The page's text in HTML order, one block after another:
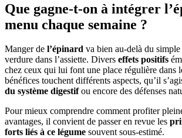
Que gagne-t-on à intégrer
menu chaque semaine ?
Manger de l’épinard va bien au-delà du
verdure dans l’assiette. Divers effets positifs
chez ceux qui lui font une place régulière dans
bénéfices touchent différents aspects, qu’il
du système digestifou encore des défenses
Pour mieux comprendre comment profiter
avantages, il convient de passer en revue les
forts liés à ce légume souvent sous-estimé.